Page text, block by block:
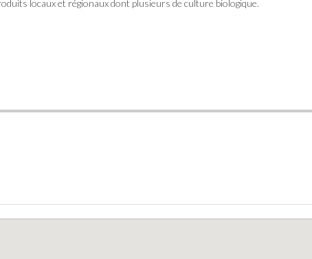
locaux et régionaux dont plusieurs de culture biologique.